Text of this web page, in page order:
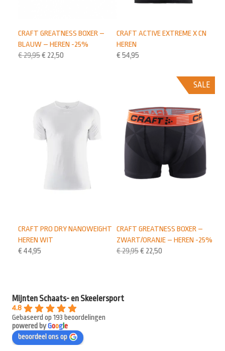
CRAFT ACTIVE EXTREME X CN
HEREN
€ 54,95
CRAFT GREATNESS BOXER –
BLAUW – HEREN -25%
€29,95€ 22,50
SALE
CRAFT GREATNESS BOXER –
ZWART/ORANJE – HEREN -25%
€29,95€ 22,50
CRAFT PRO DRY NANOWEIGHT
HEREN WIT
€ 44,95
Mijnten Schaats- en Skeelersport
4.8
Gebaseerd op 193 beoordelingen
powered byGooge
beoordeel ons op